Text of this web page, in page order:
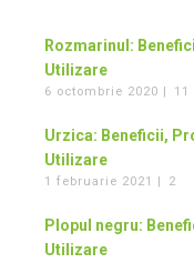
Rozmarinul:
Utilizare
6 octombrie 2020 | 11
Urzica: Beneficii,
Utilizare
1 februarie 2021 | 2
Plopul negru:
Utilizare